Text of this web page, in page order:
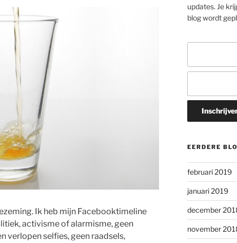
Ik heb mijn Facebooktimeline
activisme of alarmisme, geen
verlopen selfies, geen raadsels,
updates. Je
blog wordt
EERDERE
februari 2019
januari 2019
december
november